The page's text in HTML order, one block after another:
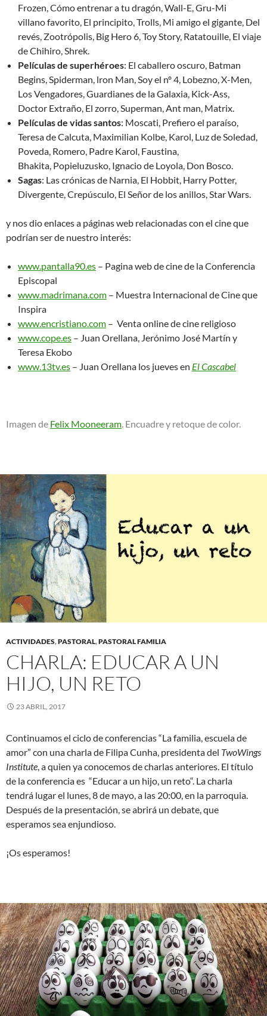
Frozen, Cómo entrenar a tu dragón, Wall-E, Gru-Mi
villano favorito, El principito, Trolls, Mi amigo el gigante, Del
revés, Zootrópolis, Big Hero 6, Toy Story, Ratatouille, El viaje
de Chihiro, Shrek.
Películas de superhéroes: El caballero oscuro, Batman
Begins, Spiderman, lron Man, Soy el nº 4, Lobezno, X-Men,
Los Vengadores, Guardianes de la Galaxia, Kick-Ass,
Doctor Extraño, El zorro, Superman, Ant man, Matrix.
Películas de vidas santos: Moscati, Prefiero el paraíso,
Teresa de Calcuta, Maximilian Kolbe, Karol, Luz de Soledad,
Poveda, Romero, Padre Karol, Faustina,
Bhakita, Popieluzusko, Ignacio de Loyola, Don Bosco.
Sagas: Las crónicas de Narnia, El Hobbit, Harry Potter,
Divergente, Crepúsculo, El Señor de los anillos, Star Wars.
y nos dio enlaces a páginas web relacionadas con el cine que
podrían ser de nuestro interés:
www.pantalla90.es – Pagina web de cine de la Conferencia
Episcopal
www.madrimana.com – Muestra Internacional de Cine que
Inspira
www.encristiano.com – Venta online de cine religioso
www.cope.es – Juan Orellana, Jerónimo José Martín y
Teresa Ekobo
www.13tv.es – Juan Orellana los jueves en El Cascabel
Imagen de Felix Mooneeram. Encuadre y retoque de color.
ACTIVIDADES,PASTORAL,PASTORAL FAMILIA
CHARLA: EDUCAR A UN
HIJO, UN RETO
23 ABRIL, 2017
Continuamos el ciclo de conferencias “La familia, escuela de
amor” con una charla de Filipa Cunha, presidenta del TwoWings
Institute, a quien ya conocemos de charlas anteriores. El título
de la conferencia es “Educar a un hijo, un reto“. La charla
tendrá lugar el lunes, 8 de mayo, a las 20:00, en la parroquia.
Después de la presentación, se abrirá un debate, que
esperamos sea enjundioso.
¡Os esperamos!